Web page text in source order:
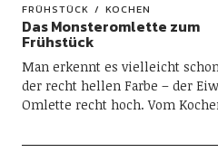
FRÜHSTÜCK KOCHEN
Das Monsteromlette zum
Frühstück
Man erkennt es vielleicht
der recht hellen Farbe – der
Omlette recht hoch. Vom